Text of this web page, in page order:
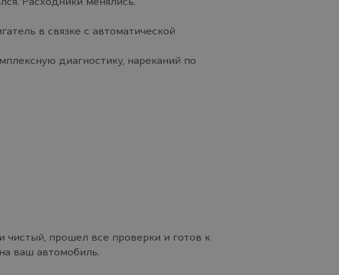
в связке с автоматической
диагностику, нареканий по
чистый, прошел все проверки и готов к
ваш автомобиль.